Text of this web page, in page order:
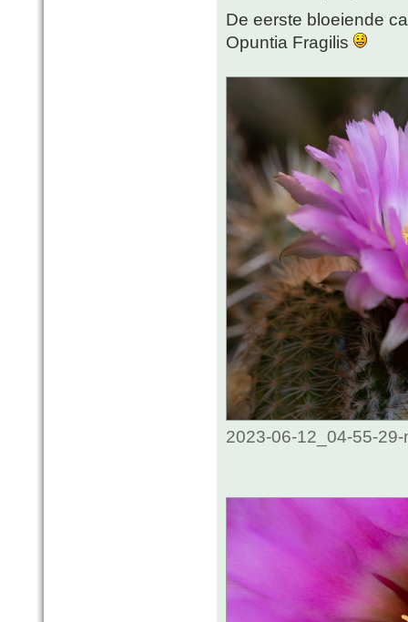
De eerste bloeiende
Opuntia Fragilis
2023-06-12_04-55-